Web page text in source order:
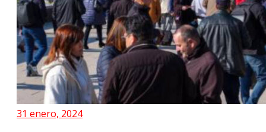
31 enero, 2024